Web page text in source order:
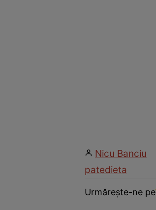
Nicu Banciu
patedieta
Urmărește-ne pe